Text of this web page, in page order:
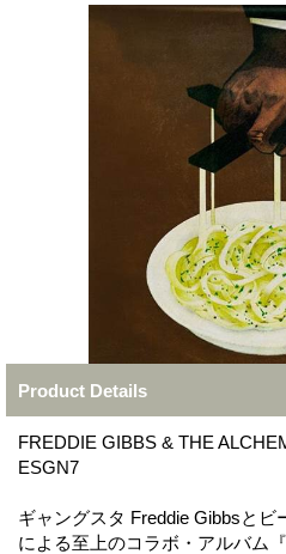
Product Details
FREDDIE GIBBS & THE
ESGN7
ギャングスタ Freddie Gibbsとビ
による至上のコラボ・アルバム